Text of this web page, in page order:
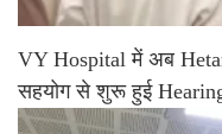
VY Hospital में अब
सहयोग से शुरू हुई